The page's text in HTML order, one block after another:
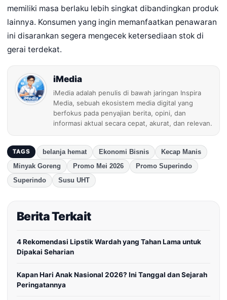
memiliki masa berlaku lebih singkat dibandingkan produk
lainnya. Konsumen yang ingin memanfaatkan penawaran
ini disarankan segera mengecek ketersediaan stok di
gerai terdekat.
iMedia
iMedia adalah penulis di bawah jaringan Inspira
Media, sebuah ekosistem media digital yang
berfokus pada penyajian berita, opini, dan
informasi aktual secara cepat, akurat, dan relevan.
TAGS belanja hemat Ekonomi Bisnis
Kecap Manis
Minyak Goreng
Promo Mei 2026
Promo Superindo
Superindo
Susu UHT
Berita Terkait
4 Rekomendasi Lipstik Wardah yang Tahan Lama untuk
Dipakai Seharian
Kapan Hari Anak Nasional 2026? Ini Tanggal dan Sejarah
Peringatannya